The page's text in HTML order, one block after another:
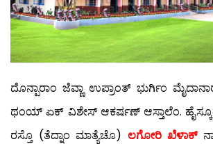
ದೊನ್ಪಾರಾಂ ಜೆವ್ಣಾ ಉಪ್ರಾಂತ್ ಭುರ್ಗಿಂ
ಥಂಯ್ ಏಕ್ ವಿಶೇಸ್ ಆಕರ್ಷಣ್ ಆಸ್ತಾಲೆಂ.
ರಸ್ತೊ (ತೆದ್ನಾಂ ಮಾತ್ಯೆಚೊ) ಲಗೋರಿ ಖೆಳಾಕ್